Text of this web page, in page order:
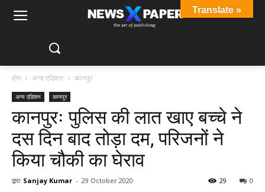
होम अन्य एडिशन कानपुर
अन्य एडिशन कानपुर
कानपुरः पुलिस की लात खाए बच्चे ने
दस दिन बाद तोड़ा दम, परिजनों ने
किया चौकी का घेराव
द्वारा Sanjay Kumar - 29 October 2020 0
29
Translate »